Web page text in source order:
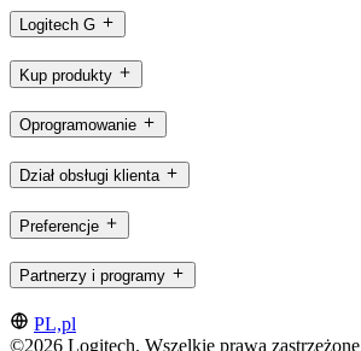
Logitech G
Kup produkty
Oprogramowanie
Dział obsługi klienta
Preferencje
Partnerzy i programy
PL,pl
©2026 Logitech. Wszelkie prawa zastrzeżone